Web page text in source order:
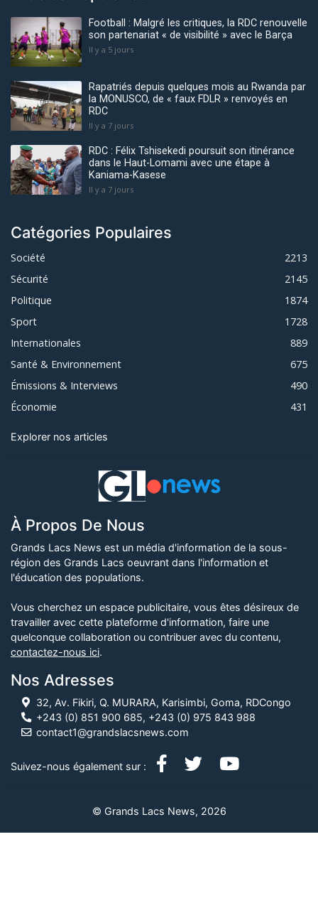
Football : Malgré les critiques, la RDC renouvelle
son partenariat « de visibilité » avec le Barça
Il y a 5 jours
Rapatriés depuis quelques mois au Rwanda par
la MONUSCO, de « faux FDLR » renvoyés en
RDC
Il y a 7 jours
RDC : Félix Tshisekedi poursuit son itinérance
dans le Haut-Lomami avec une étape à
Kaniama-Kasese
Il y a 7 jours
Catégories Populaires
Société
2213
Sécurité
2145
Politique
1874
Sport
1728
Internationales
889
Santé & Environnement
675
Émissions & Interviews
490
Économie
431
Explorer nos articles
À Propos De Nous
Grands Lacs News est un média d'information de la sous-
région des Grands Lacs oeuvrant dans l'information et
l'éducation des populations.
Vous cherchez un espace publicitaire, vous êtes désireux de
travailler avec cette plateforme d'information, faire une
quelconque collaboration ou contribuer avec du contenu,
contactez-nous ici.
Nos Adresses
32, Av. Fikiri, Q. MURARA, Karisimbi, Goma, RDCongo
+243 (0) 851 900 685, +243 (0) 975 843 988
contact1@grandslacsnews.com
Suivez-nous également sur :
© Grands Lacs News, 2026